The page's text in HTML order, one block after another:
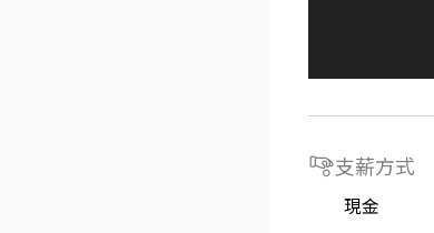
支薪方式
現金